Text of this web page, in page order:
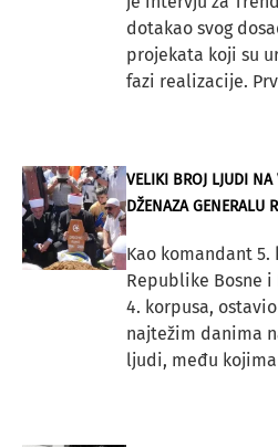
dotakao svog
projekata koji su
fazi realizacije.
VELIKI BROJ LJUDI
DŽENAZA GENERALU
Kao komandant 5.
Republike Bosne
4. korpusa,
najtežim danima
ljudi, među